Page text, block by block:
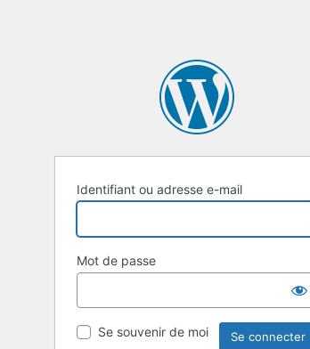
Identifiant ou adresse e-mail
Mot de passe
Se souvenir de moi